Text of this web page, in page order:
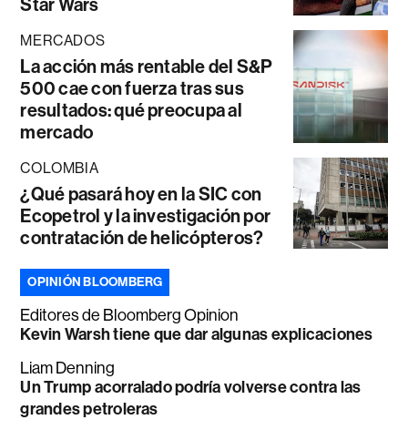
MERCADOS
La acción más rentable del S&P
500 cae con fuerza tras sus
resultados: qué preocupa al
mercado
COLOMBIA
¿Qué pasará hoy en la SIC con
Ecopetrol y la investigación por
contratación de helicópteros?
OPINIÓN BLOOMBERG
Editores de Bloomberg Opinion
Kevin Warsh tiene que dar algunas explicaciones
Liam Denning
Un Trump acorralado podría volverse contra las
grandes petroleras